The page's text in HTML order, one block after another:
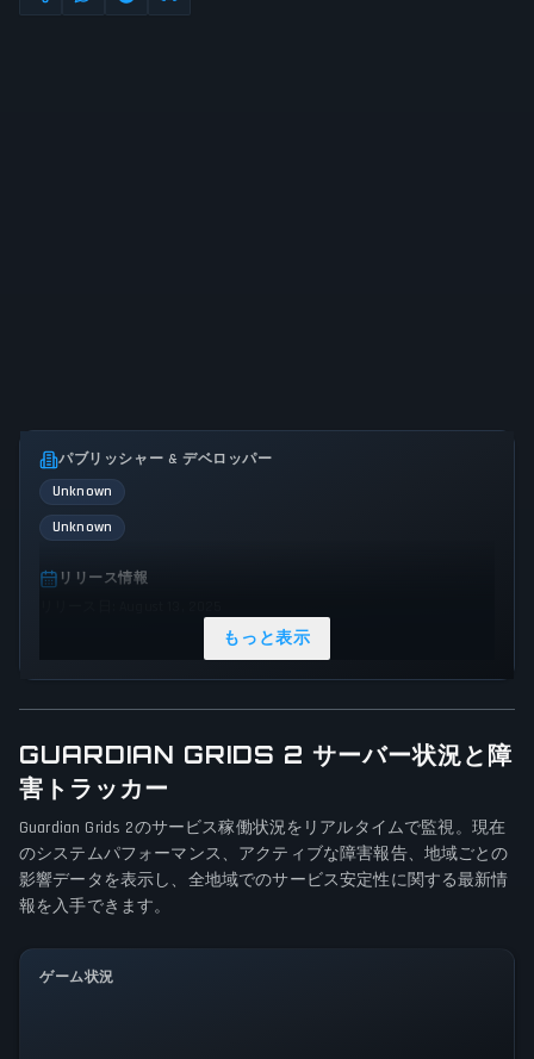
パブリッシャー & デベロッパー
Unknown
Unknown
リリース情報
ゲーム視点
視点は指定されていません
プラットフォーム
PC (Microsoft Windows)
ゲームモード
もっと表示
GUARDIAN GRIDS 2 サーバー状況と障
害トラッカー
Guardian Grids 2のサービス稼働状況をリアルタイムで監視。現在
のシステムパフォーマンス、アクティブな障害報告、地域ごとの
影響データを表示し、全地域でのサービス安定性に関する最新情
報を入手できます。
ゲーム状況